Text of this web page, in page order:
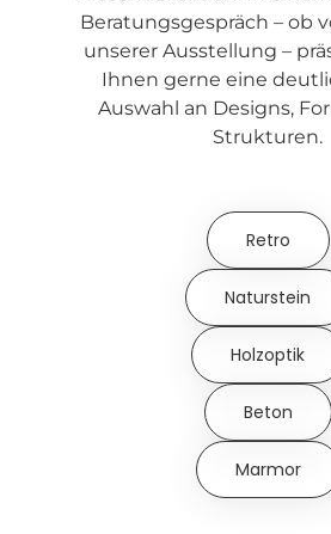
Beratungsgespräch – ob
unserer Ausstellung –
Ihnen gerne eine
Auswahl an Designs,
Strukturen.
Retro
Naturstein
Holzoptik
Beton
Marmor